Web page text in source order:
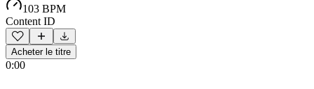
103 BPM
Content ID
Acheter le titre
0:00